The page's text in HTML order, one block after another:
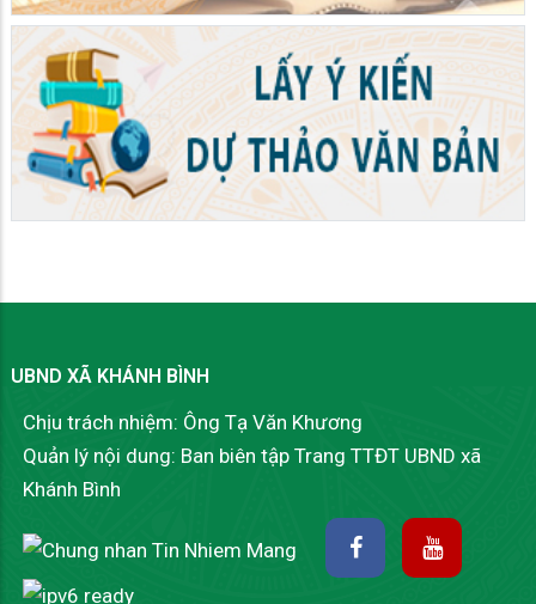
UBND XÃ KHÁNH BÌNH
Chịu trách nhiệm: Ông Tạ Văn Khương
Quản lý nội dung: Ban biên tập Trang TTĐT UBND xã
Khánh Bình